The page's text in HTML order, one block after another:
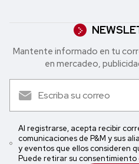
Mantente informado en tu
en mercadeo,
Al registrarse, acepta recibir
comunicaciones de P&M y sus
y eventos que ellos consideren
Puede retirar su